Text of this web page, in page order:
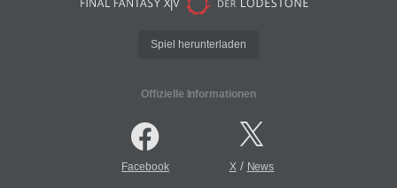
Spiel herunterladen
Offizielle Informationen
Facebook X/ News